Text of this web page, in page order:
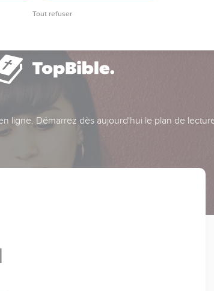
ligne. Démarrez dès aujourd'hui le plan de
Tout refuser